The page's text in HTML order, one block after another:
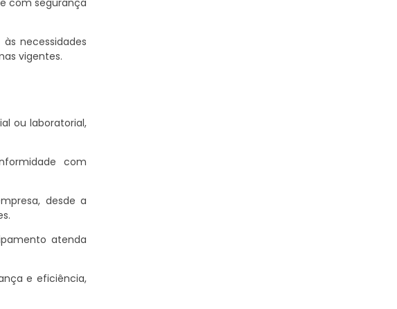
com segurança
necessidades
vigentes.
ou laboratorial,
com
desde a
atenda
e eficiência,